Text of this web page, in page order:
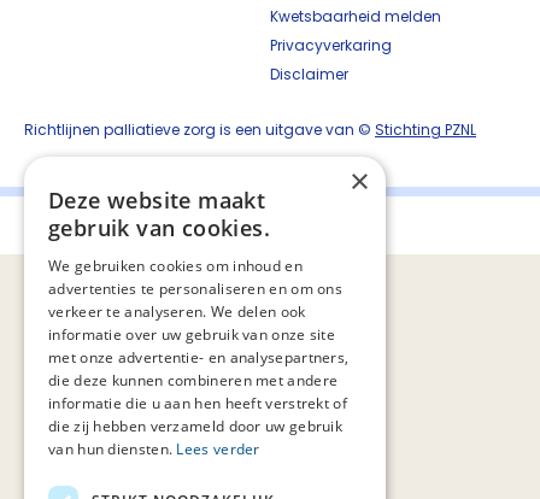
Kwetsbaarheid melden
Privacyverkaring
Disclaimer
Richtlijnen palliatieve zorg is een uitgave van © Stichting PZNL
Palliaweb 2019 - Heden
×
Deze website maakt
gebruik van cookies.
We gebruiken cookies om inhoud en
advertenties te personaliseren en om ons
verkeer te analyseren. We delen ook
informatie over uw gebruik van onze site
met onze advertentie- en analysepartners,
die deze kunnen combineren met andere
informatie die u aan hen heeft verstrekt of
die zij hebben verzameld door uw gebruik
van hun diensten. Lees verder